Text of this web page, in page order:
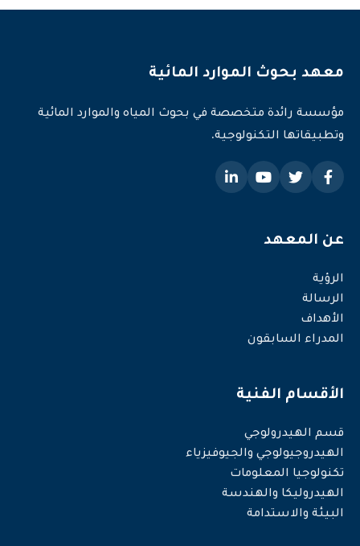
معهد بحوث الموارد المائية
مؤسسة رائدة متخصصة في بحوث المياه والموارد المائية
وتطبيقاتها التكنولوجية.
عن المعهد
الرؤية
الرسالة
الأهداف
المدراء السابقون
الأقسام الفنية
قسم الهيدرولوجي
الهيدروجيولوجي والجيوفيزياء
تكنولوجيا المعلومات
الهيدروليكا والهندسة
البيئة والاستدامة